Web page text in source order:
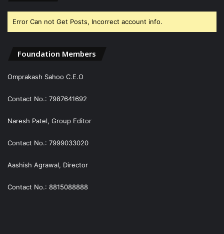
Error Can not Get Posts, Incorrect account info.
Foundation Members
Omprakash Sahoo C.E.O
Contact No.: 7987641692
Naresh Patel, Group Editor
Contact No.: 7999033020
Aashish Agrawal, Director
Contact No.: 8815088888